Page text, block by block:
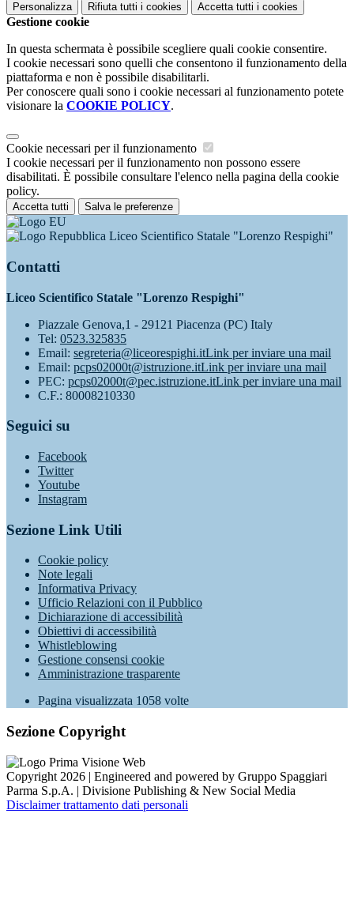
Personalizza Rifiuta tutti i cookies Accetta tutti i cookies
Gestione cookie
In questa schermata è possibile scegliere quali cookie consentire.
I cookie necessari sono quelli che consentono il funzionamento della
piattaforma e non è possibile disabilitarli.
Per conoscere quali sono i cookie necessari al funzionamento potete
visionare la COOKIE POLICY.
Cookie necessari per il funzionamento
I cookie necessari per il funzionamento non possono essere
disabilitati. È possibile consultare l'elenco nella pagina della cookie
policy.
Accetta tutti Salva le preferenze
Liceo Scientifico Statale "Lorenzo Respighi"
Contatti
Liceo Scientifico Statale "Lorenzo Respighi"
Piazzale Genova,1 - 29121 Piacenza (PC) Italy
Tel: 0523.325835
Email: segreteria@liceorespighi.itLink per inviare una mail
Email: pcps02000t@istruzione.itLink per inviare una mail
PEC: pcps02000t@pec.istruzione.itLink per inviare una mail
C.F.: 80008210330
Seguici su
Facebook
Twitter
Youtube
Instagram
Sezione Link Utili
Cookie policy
Note legali
Informativa Privacy
Ufficio Relazioni con il Pubblico
Dichiarazione di accessibilità
Obiettivi di accessibilità
Whistleblowing
Gestione consensi cookie
Amministrazione trasparente
Pagina visualizzata 1058 volte
Sezione Copyright
Copyright 2026 | Engineered and powered by Gruppo Spaggiari
Parma S.p.A. | Divisione Publishing & New Social Media
Disclaimer trattamento dati personali